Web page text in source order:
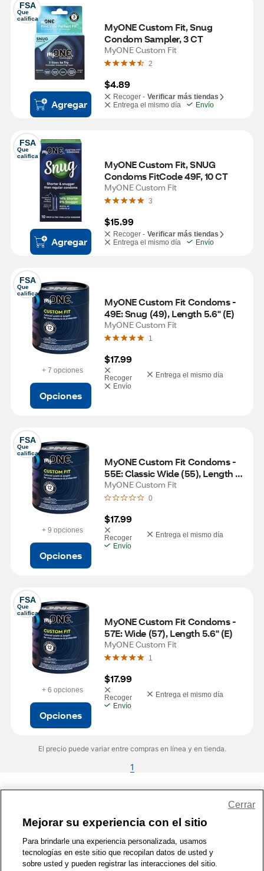
FSA
Que
califica
Agregar
MyONE Custom Fit, Snug
Condom Sampler, 3 CT
MyONE Custom Fit
2
$4.89
Recoger - Verificar más tiendas
Entrega el mismo día
Envío
FSA
Que
califica
Agregar
MyONE Custom Fit, SNUG
Condoms FitCode 49F, 10 CT
MyONE Custom Fit
3
$15.99
Recoger - Verificar más tiendas
Entrega el mismo día
Envío
FSA
Que
califica
+ 7 opciones
Opciones
MyONE Custom Fit Condoms -
49E: Snug (49), Length 5.6" (E)
MyONE Custom Fit
1
$17.99
Recoger
Entrega el mismo día
Envío
FSA
Que
califica
+ 9 opciones
Opciones
MyONE Custom Fit Condoms -
55E: Classic Wide (55), Length
5.6" (E)
MyONE Custom Fit
0
$17.99
Recoger
Entrega el mismo día
Envío
FSA
Que
califica
+ 6 opciones
Opciones
MyONE Custom Fit Condoms -
57E: Wide (57), Length 5.6" (E)
MyONE Custom Fit
1
$17.99
Recoger
Entrega el mismo día
Envío
El precio puede variar entre compras en línea y en tienda.
1
1-800-679-9691 | Contáctenos | Términos de Uso | Accesibilidad
Política de Privacidad | WA Privacy Policy | Mapa del sitio
Zona de Bienestar | © 1999 - 2026 CVS.com
Mejorar su experiencia con el sitio
Para brindarle una experiencia personalizada, usamos
tecnologías en este sitio que recopilan datos de usted y
sobre usted y pueden registrar las interacciones del sitio.
Cerrar